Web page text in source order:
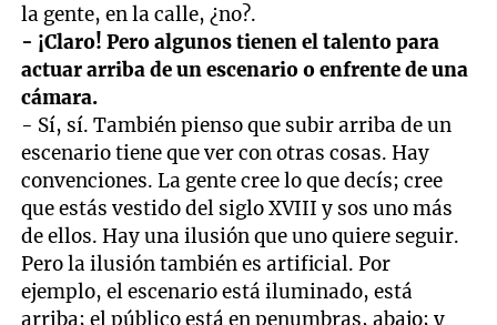
la gente, en la calle, ¿no?.
- ¡Claro! Pero algunos tienen el talento para
actuar arriba de un escenario o enfrente de una
cámara.
- Sí, sí. También pienso que subir arriba de un
escenario tiene que ver con otras cosas. Hay
convenciones. La gente cree lo que decís; cree
que estás vestido del siglo XVIII y sos uno más
de ellos. Hay una ilusión que uno quiere seguir.
Pero la ilusión también es artificial. Por
ejemplo, el escenario está iluminado, está
arriba; el público está en penumbras, abajo; y